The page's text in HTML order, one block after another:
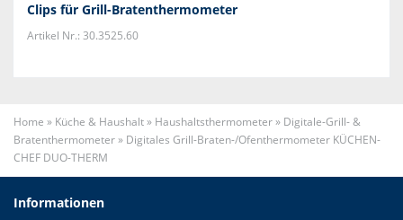
Clips für Grill-Bratenthermometer
Artikel Nr.: 30.3525.60
Home » Küche & Haushalt» Haushaltsthermometer» Digitale-Grill- &
Bratenthermometer» Digitales Grill-Braten-/Ofenthermometer KÜCHEN-
CHEF DUO-THERM
Informationen